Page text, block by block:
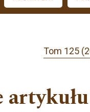
Tom 125